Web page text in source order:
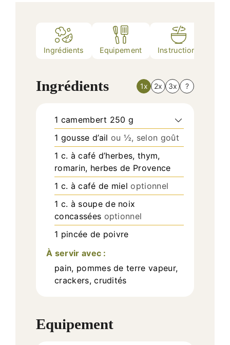
Ingrédients Equipement Instructions
Ingrédients 1x 2x 3x ?
1 camembert 250 g
1 gousse d’ail ou ½, selon goût
1 c. à café d’herbes, thym,
romarin, herbes de Provence
1 c. à café de miel optionnel
1 c. à soupede noix
concassées optionnel
1 pincée de poivre
À servir avec :
pain, pommes de terre vapeur,
crackers, crudités
Equipement